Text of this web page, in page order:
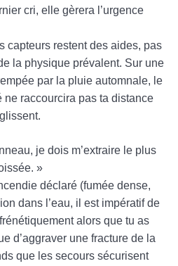
cri, elle gèrera l’urgence
capteurs restent des aides, pas
la physique prévalent. Sur une
par la pluie automnale, le
ne raccourcira pas ta distance
je dois m’extraire le plus
»
déclaré (fumée dense,
dans l’eau, il est impératif de
alors que tu as
d’aggraver une fracture de la
que les secours sécurisent